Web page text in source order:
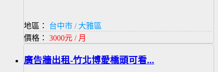
地區：
台中市 / 大雅區
價格： 3000元 / 月
廣告牆出租-竹北博愛橋頭可看...